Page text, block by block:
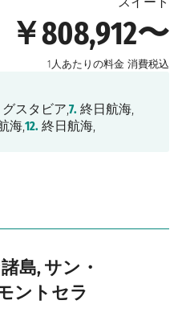
￥808,912〜
1人あたりの料金 消費税込
グスタビア,7. 終日航海,
海,12. 終日航海,
島, サン・
ントセラ